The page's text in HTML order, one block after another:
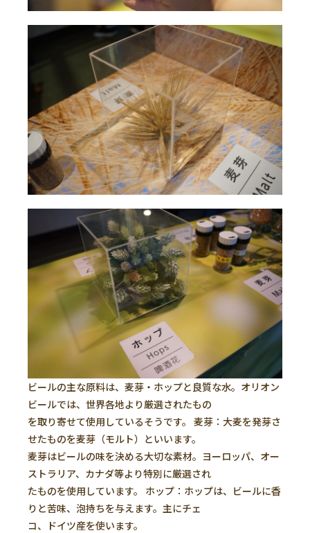
ビールの主な原料は、麦芽・ホップと良質な水。オリオン
ビールでは、世界各地より厳選されたもの
を取り寄せて使用しているそうです。 麦芽：大麦を発芽さ
せたものを麦芽（モルト）といいます。
麦芽はビールの味を決める大切な素材。ヨーロッパ、オー
ストラリア、カナダ等より特別に厳選され
たものを使用しています。 ホップ：ホップは、ビールに香
りと苦味、泡持ちを与えます。主にチェ
コ、ドイツ産を使います。